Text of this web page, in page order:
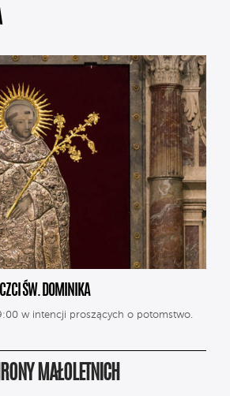
ŚW. DOMINIKA
w intencji proszących o potomstwo.
MAŁOLETNICH